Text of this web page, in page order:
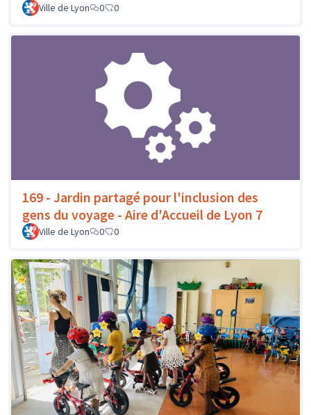
Ville de Lyon 0 0
169 - Jardin partagé pour l'inclusion des
gens du voyage - Aire d'Accueil de Lyon 7
Ville de Lyon 0 0